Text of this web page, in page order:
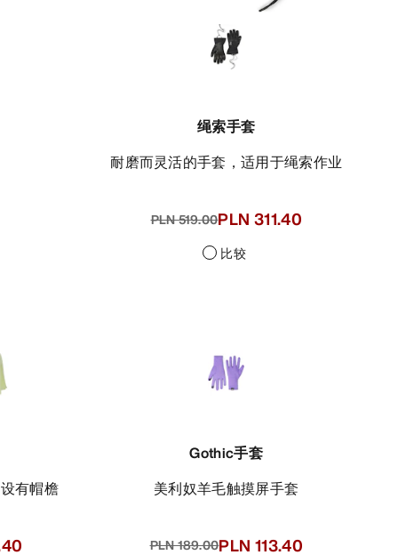
绳索手套
耐磨而灵活的手套，适用于绳索作业
PLN 519.00PLN 311.40
比较
有帽檐
Gothic手套
美利奴羊毛触摸屏手套
PLN 189.00PLN 113.40